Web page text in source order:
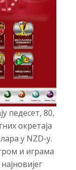
педесет, 80,
окретаја
у NZD-у.
и играма